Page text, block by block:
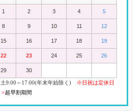
1 2 3 4 5
8 9 10 11 12
15 16 17 18 19
22 23 24 25 26
29 30
土9:00 ～ 17:00(年末年始除く) ※日祝は定休日
■超早割期間